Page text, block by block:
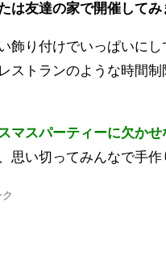
は友達の家で開催してみ
飾り付けでいっぱいに
ストランのような時間
マスパーティーに欠か
思い切ってみんなで手作